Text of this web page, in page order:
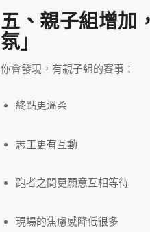
五、親子組增加
氛」
你會發現，有親子組的賽事：
終點更溫柔
志工更有互動
跑者之間更願意互相等待
現場的焦慮感降低很多